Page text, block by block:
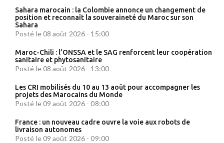
Sahara marocain : la Colombie annonce un changement de
position et reconnaît la souveraineté du Maroc sur son
Sahara
Posté le 08 août 2026 - 15:00
Maroc-Chili : l’ONSSA et le SAG renforcent leur coopération
sanitaire et phytosanitaire
Posté le 08 août 2026 - 13:00
Les CRI mobilisés du 10 au 13 août pour accompagner les
projets des Marocains du Monde
Posté le 09 août 2026 - 08:00
France : un nouveau cadre ouvre la voie aux robots de
livraison autonomes
Posté le 09 août 2026 - 09:00